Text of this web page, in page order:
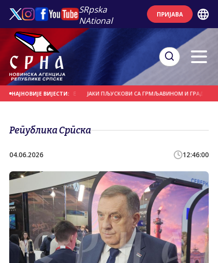
SRpska
NAtional
ПРИЈАВА
НАЈНОВИЈЕ ВИЈЕСТИ:
И НОСИЛА КРОВОВЕ ЈАКИ ПЉУСКОВИ СА ГРМЉАВИНОМ И ГРАДОМ У
Република Српска
04.06.2026 12:46:00